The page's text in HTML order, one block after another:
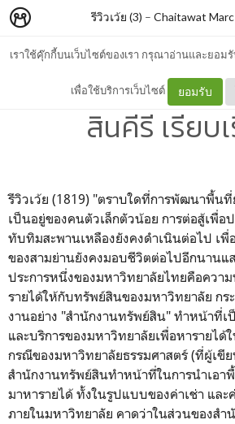
เราใช้คุ๊กกี้บนเว็บไซต์ของเรา กรุณาอ่านและยอม
เพื่อใช้บริการเว็บไซต์ ยอมรับ
รีวิวเว้ย (3) – Chaitawat Marc
เมื่อเทพไท้ถูกไล่ที่
สินคีรี เรียบ
รีวิวเว้ย (1819) "ตราบใดที่การพัฒนาพื้น
เป็นอยู่ของคนตัวเล็กตัวน้อย การต่อสู้เพื่อ
ทับทิมสะพานเหลืองยังคงดำเนินต่อไป เพื่
ของสามย่านยังคงมอบชีวิตต่อไปอีกนาน
ประการหนึ่งของมหาวิทยาลัยไทยคือความ
รายได้ให้กับทรัพย์สินของมหาวิทยาลัย กร
งานอย่าง "สำนักงานทรัพย์สิน" ทำหน้าที่
และบริการของมหาวิทยาลัยเพื่อหารายได้
กรณีของมหาวิทยาลัยธรรมศาสตร์ (ที่ผู้เขี
สำนักงานทรัพย์สินทำหน้าที่ในการนำเอา
มาหารายได้ ทั้งในรูปแบบของค่าเช่า และ
ภายในมหาวิทยาลัย คาดว่าในส่วนของสำ